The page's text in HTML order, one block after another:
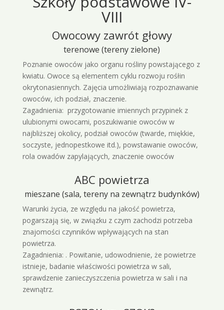
VIII
Owocowy zawrót głowy
terenowe (tereny zielone)
Poznanie owoców jako organu rośliny powstającego z
kwiatu. Owoce są elementem cyklu rozwoju rośłin
okrytonasiennych. Zajęcia umożliwiają rozpoznawanie
owoców, ich podział, znaczenie.
Zagadnienia: przygotowanie imiennych przypinek z
ulubionymi owocami, poszukiwanie owoców w
najbliższej okolicy, podział owoców (twarde, miękkie,
soczyste, jednopestkowe itd.), powstawanie owoców,
rola owadów zapylających, znaczenie owoców
ABC powietrza
mieszane (sala, tereny na zewnątrz budynków)
Warunki życia, ze względu na jakość powietrza,
pogarszają się, w związku z czym zachodzi potrzeba
znajomości czynników wpływających na stan
powietrza.
Zagadnienia: . Powitanie, udowodnienie, że powietrze
istnieje, badanie właściwości powietrza w sali,
sprawdzenie zanieczyszczenia powietrza w sali i na
zewnątrz.